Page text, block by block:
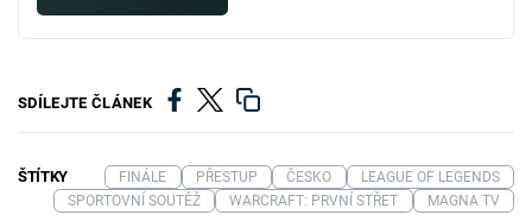
SDÍLEJTE ČLÁNEK
ŠTÍTKY FINÁLE PŘESTUP ČESKO
LEAGUE OF LEGENDS
SPORTOVNÍ SOUTĚŽ
WARCRAFT: PRVNÍ STŘET MAGNA TV